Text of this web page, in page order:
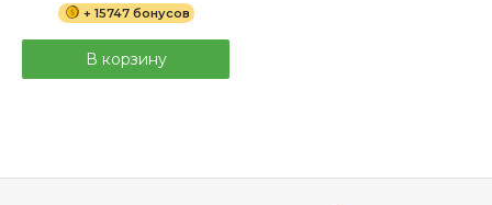
+ 15747 бонусов
В корзину